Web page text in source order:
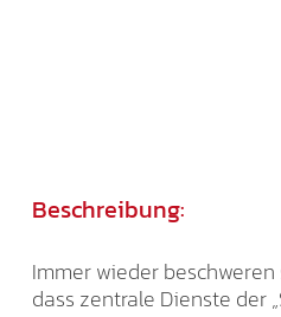
Beschreibung:
Immer wieder
dass zentrale Dienste der